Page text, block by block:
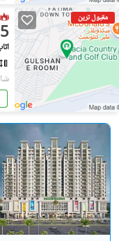
مقبول ترین